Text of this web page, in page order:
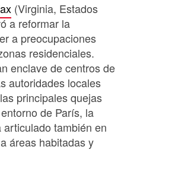
(Virginia, Estados
a reformar la
a preocupaciones
residenciales.
enclave de centros de
autoridades locales
principales quejas
de París, la
también en
áreas habitadas y